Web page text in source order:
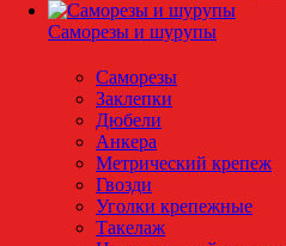
Саморезы и шурупы
Саморезы
Заклепки
Дюбели
Анкера
Метрический крепеж
Гвозди
Уголки крепежные
Такелаж